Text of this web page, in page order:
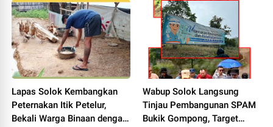
Daerah.
Lapas Solok Kembangkan
Peternakan Itik Petelur,
Bekali Warga Binaan dengan
Wabup Solok Langsung
Tinjau Pembangunan SPAM
Bukik Gompong, Target